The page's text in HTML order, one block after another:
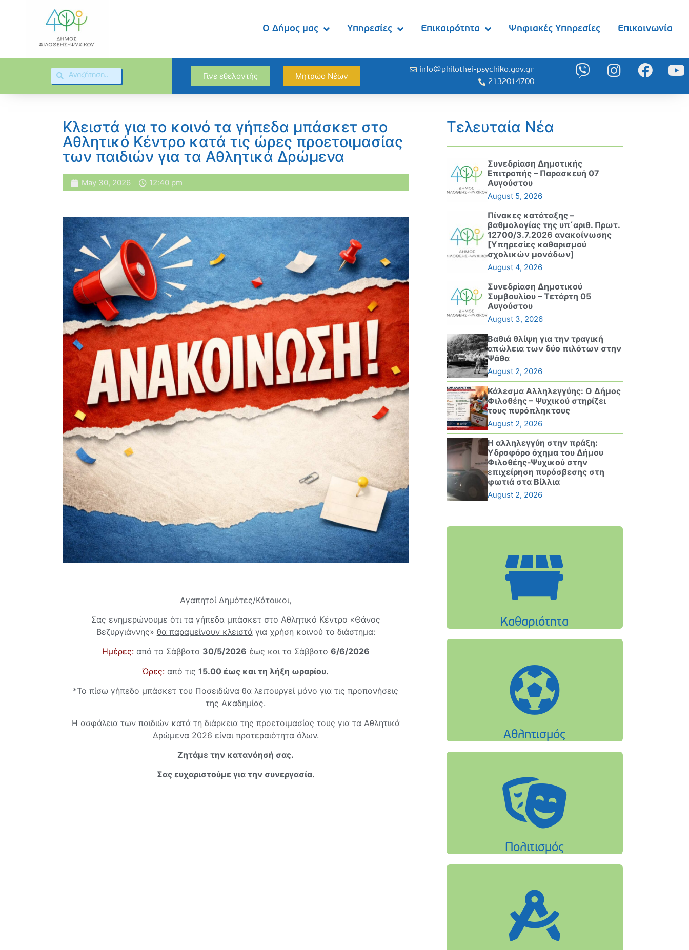
Ο Δήμος μας Υπηρεσίες Επικαιρότητα Ψηφιακές Υπηρεσίες Επικοινωνία
Γίνε εθελοντής Μητρώο Νέων
info@philothei-psychiko.gov.gr
2132014700
Κλειστά για το κοινό τα γήπεδα μπάσκετ στο
Αθλητικό Κέντρο κατά τις ώρες προετοιμασίας
των παιδιών για τα Αθλητικά Δρώμενα
May 30, 2026 12:40 pm
Αγαπητοί Δημότες/Κάτοικοι,
Σας ενημερώνουμε ότι τα γήπεδα μπάσκετ στο Αθλητικό Κέντρο «Θάνος
Βεζυργιάννης» θα παραμείνουν κλειστάγια χρήση κοινού το διάστημα:
Ημέρες:από το Σάββατο 30/5/2026 έως και το Σάββατο 6/6/2026
Ώρες: από τις15.00 έως και τη λήξη ωραρίου.
*Το πίσω γήπεδο μπάσκετ του Ποσειδώνα θα λειτουργεί μόνο για τις προπονήσεις
της Ακαδημίας.
Η ασφάλεια των παιδιών κατά τη διάρκεια της προετοιμασίας τους για τα Αθλητικά
Δρώμενα 2026 είναι προτεραιότητα όλων.
Ζητάμε την κατανόησή σας.
Σας ευχαριστούμε για την συνεργασία.
Τελευταία Νέα
Συνεδρίαση Δημοτικής
Επιτροπής – Παρασκευή 07
Αυγούστου
August 5, 2026
Πίνακες κατάταξης –
βαθμολογίας της υπ΄αριθ. Πρωτ.
12700/3.7.2026 ανακοίνωσης
[Υπηρεσίες καθαρισμού
σχολικών μονάδων]
August 4, 2026
Συνεδρίαση Δημοτικού
Συμβουλίου – Τετάρτη 05
Αυγούστου
August 3, 2026
Βαθιά θλίψη για την τραγική
απώλεια των δύο πιλότων στην
Ψάθα
August 2, 2026
Κάλεσμα Αλληλεγγύης: Ο Δήμος
Φιλοθέης – Ψυχικού στηρίζει
τους πυρόπληκτους
August 2, 2026
Η αλληλεγγύη στην πράξη:
Υδροφόρο όχημα του Δήμου
Φιλοθέης-Ψυχικού στην
επιχείρηση πυρόσβεσης στη
φωτιά στα Βίλλια
August 2, 2026